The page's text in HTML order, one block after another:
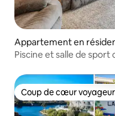
Appartement en
Piscine et salle de
Coup de cœur
Coup de cœur